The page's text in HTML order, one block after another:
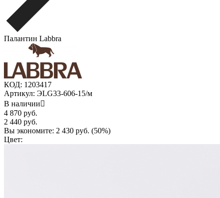
Палантин Labbra
КОД: 1203417
Артикул: ЭLG33-606-15/м
В наличии
4 870 руб.
2 440 руб.
Вы экономите: 2 430 руб. (50%)
Цвет: